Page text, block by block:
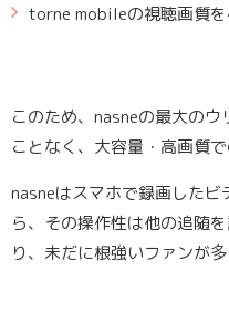
torne mobileの視聴画質
このため、nasneの最大の
ことなく、大容量・高画質
nasneはスマホで録画した
ら、その操作性は他の追随
り、未だに根強いファンが